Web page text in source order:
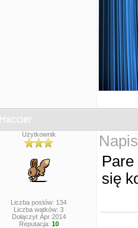
Haccier
Użytkownik
Liczba postów: 134
Liczba wątków: 3
Dołączył: Apr 2014
Reputacja: 10
Pare
się